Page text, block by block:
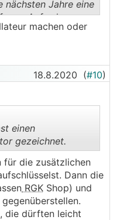
nächsten Jahre eine
eure Anforderungen
machen oder
18.8.2020 (#10)
einen
gezeichnet.
für die zusätzlichen
Dann die
RGK Shop) und
die dürften leicht